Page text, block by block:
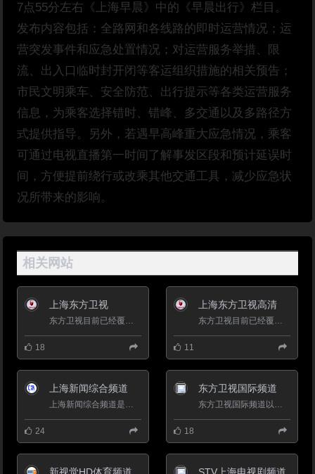
7点55分左右《上海早晨》中的《早晨出行》栏目。
发布内容包括：全路网和各线路的即时运营情况；运
营突发事件和应急处置情况；对运营服务举措、限
流、出入口临时封开闭等客运组织措施的相关预告；
市民文明乘车、安全防范、出行提示等各类运营服务
信息，为乘客选择错时、错峰、多交通以及多路径方
式提供指导。另外，若遇早高峰重大应急情况，乘客
可通过电视直播第一时间了解事发区段和预计延误时
间，方便提前绕行或改乘其他交通工具，减少应急状
况所带来的影响。
相关网站
上海东方卫视
18
上海东方卫视高清
东方卫视目前已经覆盖中国绝大多数城市地区，成为除中央电视台外中国落地率和人口覆盖率最高的地方卫星电视频...
11
上海新闻综合频道
24
东方卫视国际频道
18
新视觉HD体育频道 STV上海电视剧频道